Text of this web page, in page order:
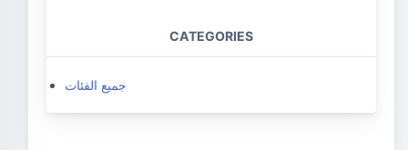
CATEGORIES
جميع الفئات